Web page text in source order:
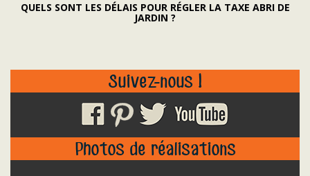
QUELS SONT LES DÉLAIS POUR RÉGLER LA TAXE ABRI DE
JARDIN ?
Suivez-nous !
Photos de réalisations